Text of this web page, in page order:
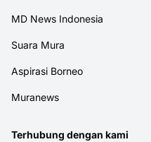
MD News Indonesia
Suara Mura
Aspirasi Borneo
Muranews
Terhubung dengan kami